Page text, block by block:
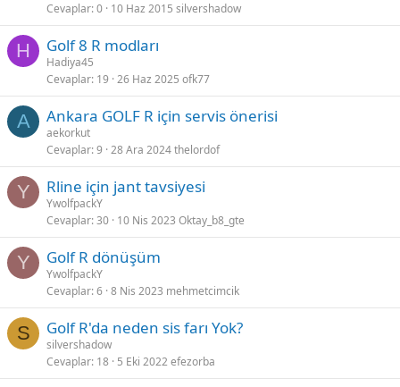
i
Cevaplar 0 10 Haz 2015 silvershadow
H Golf 8 R modları
Hadiya45
Cevaplar 19 26 Haz 2025 ofk77
A Ankara GOLF R için servis önerisi
aekorkut
Cevaplar 9 28 Ara 2024thelordof
Y Rline için jant tavsiyesi
YwolfpackY
Cevaplar 30 10 Nis 2023 Oktay_b8_gte
Y Golf R dönüşüm
YwolfpackY
Cevaplar 6 8 Nis 2023 mehmetcimcik
S Golf R'da neden sis farı Yok?
silvershadow
Cevaplar 18 5 Eki 2022efezorba